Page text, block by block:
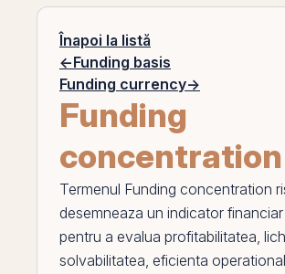
Înapoi la listă
←Funding basis
Funding currency→
Funding
Termenul Funding concentration
desemneaza un indicator
pentru a evalua profitabilitatea,
solvabilitatea, eficienta